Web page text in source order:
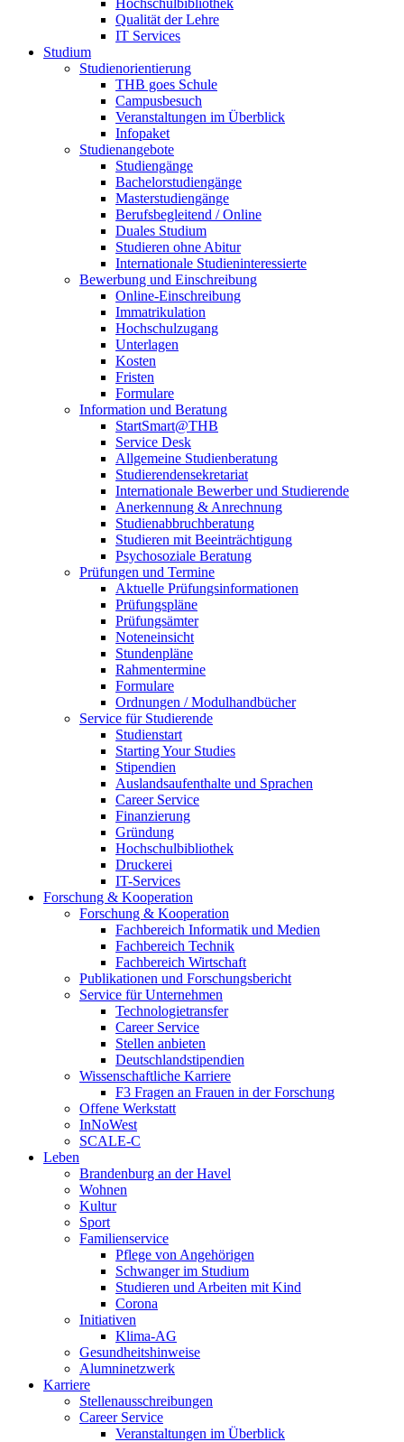
Hochschulbibliothek
Qualität der Lehre
IT Services
Studium
Studienorientierung
THB goes Schule
Campusbesuch
Veranstaltungen im Überblick
Infopaket
Studienangebote
Studiengänge
Bachelorstudiengänge
Masterstudiengänge
Berufsbegleitend / Online
Duales Studium
Studieren ohne Abitur
Internationale Studieninteressierte
Bewerbung und Einschreibung
Online-Einschreibung
Immatrikulation
Hochschulzugang
Unterlagen
Kosten
Fristen
Formulare
Information und Beratung
StartSmart@THB
Service Desk
Allgemeine Studienberatung
Studierendensekretariat
Internationale Bewerber und Studierende
Anerkennung & Anrechnung
Studienabbruchberatung
Studieren mit Beeinträchtigung
Psychosoziale Beratung
Prüfungen und Termine
Aktuelle Prüfungsinformationen
Prüfungspläne
Prüfungsämter
Noteneinsicht
Stundenpläne
Rahmentermine
Formulare
Ordnungen / Modulhandbücher
Service für Studierende
Studienstart
Starting Your Studies
Stipendien
Auslandsaufenthalte und Sprachen
Career Service
Finanzierung
Gründung
Hochschulbibliothek
Druckerei
IT-Services
Forschung & Kooperation
Forschung & Kooperation
Fachbereich Informatik und Medien
Fachbereich Technik
Fachbereich Wirtschaft
Publikationen und Forschungsbericht
Service für Unternehmen
Technologietransfer
Career Service
Stellen anbieten
Deutschlandstipendien
Wissenschaftliche Karriere
F3 Fragen an Frauen in der Forschung
Offene Werkstatt
InNoWest
SCALE-C
Leben
Brandenburg an der Havel
Wohnen
Kultur
Sport
Familienservice
Pflege von Angehörigen
Schwanger im Studium
Studieren und Arbeiten mit Kind
Corona
Initiativen
Klima-AG
Gesundheitshinweise
Alumninetzwerk
Karriere
Stellenausschreibungen
Career Service
Veranstaltungen im Überblick